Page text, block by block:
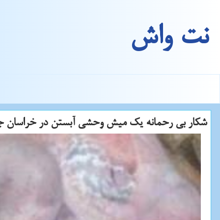
نت واش
شكار بی رحمانه یك میش وحشی آبستن در خراسان